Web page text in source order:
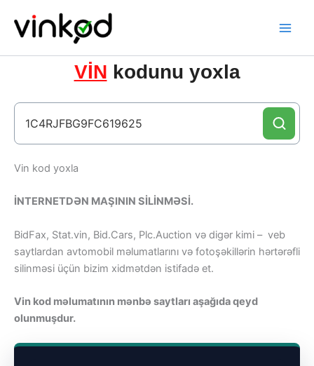
content
VİN kodunu yoxla
Vin kod yoxla
İNTERNETDƏN MAŞININ SİLİNMƏSİ.
BidFax, Stat.vin, Bid.Cars, Plc.Auction və digər kimi – veb
saytlardan avtomobil məlumatlarını və fotoşəkillərin hərtərəfli
silinməsi üçün bizim xidmətdən istifadə et.
Vin kod məlumatının mənbə saytları aşağıda qeyd
olunmuşdur.